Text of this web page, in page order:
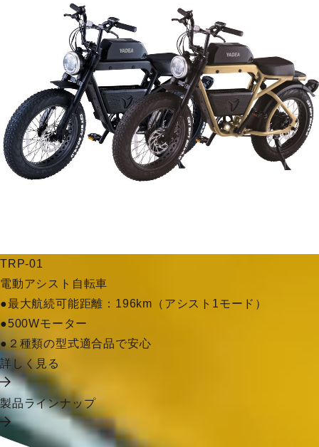
TRP-01
電動アシスト自転車
●最大航続可能距離：196km（アシスト1モード）
●500Wモーター
●２種類の型式適合品で安心
詳しく見る
製品ラインナップ